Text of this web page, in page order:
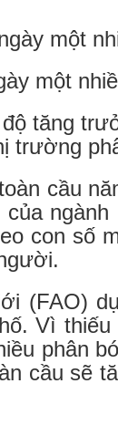
một
tăng
trường
cầu
con số
(FAO)
Vì
phân
cầu sẽ